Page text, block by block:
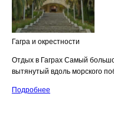
Гагра и окрестности
Отдых в Гаграх Самый
вытянутый вдоль морского
Подробнее